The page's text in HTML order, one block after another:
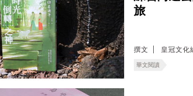
旅
撰文 皇冠文化
華文閱讀